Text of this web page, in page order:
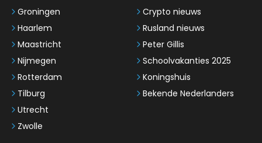
Groningen
Haarlem
Maastricht
Nijmegen
Rotterdam
Tilburg
Utrecht
Zwolle
Crypto nieuws
Rusland nieuws
Peter Gillis
Schoolvakanties 2025
Koningshuis
Bekende Nederlanders